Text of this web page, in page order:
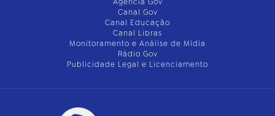
Agência Gov
Canal Gov
Canal Educação
Canal Libras
Monitoramento e Análise de Mídia
Rádio Gov
Publicidade Legal e Licenciamento